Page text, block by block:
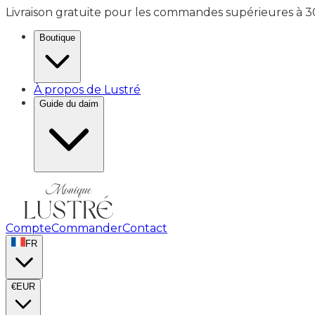
Livraison gratuite pour les commandes supérieures à
Boutique
À propos de Lustré
Guide du daim
CompteCommanderContact
FR
€EUR